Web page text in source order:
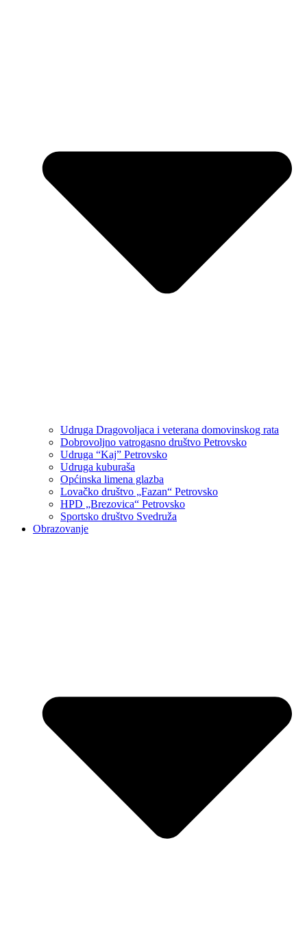
Udruga Dragovoljaca i veterana domovinskog rata
Dobrovoljno vatrogasno društvo Petrovsko
Udruga “Kaj” Petrovsko
Udruga kuburaša
Općinska limena glazba
Lovačko društvo „Fazan“ Petrovsko
HPD „Brezovica“ Petrovsko
Sportsko društvo Svedruža
Obrazovanje